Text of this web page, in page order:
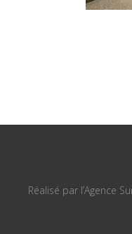
Réalisé par l’Agence